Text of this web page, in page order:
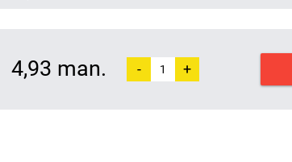
4,93 man. - +